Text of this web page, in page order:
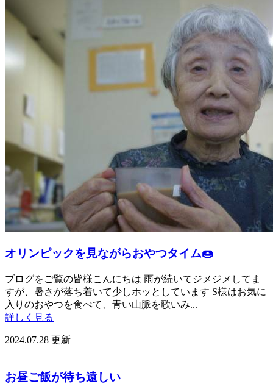
オリンピックを見ながらおやつタイム🍩
ブログをご覧の皆様こんにちは 雨が続いてジメジメしてま
すが、暑さが落ち着いて少しホッとしています S様はお気に
入りのおやつを食べて、青い山脈を歌いみ...
詳しく見る
2024.07.28 更新
お昼ご飯が待ち遠しい